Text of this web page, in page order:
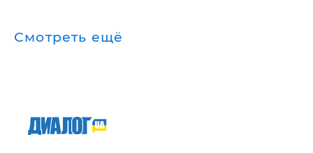
Смотреть ещё